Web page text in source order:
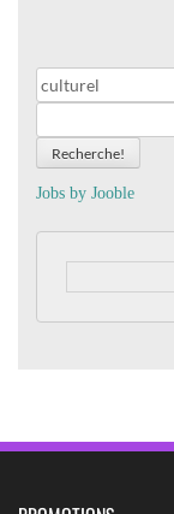
Recherche!
Jobs by Jooble